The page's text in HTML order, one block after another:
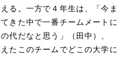
る。一方で４年生は、「今ま
きた中で一番チームメートに
代だなと思う」（田中）、
えたこのチームでどこの大学に